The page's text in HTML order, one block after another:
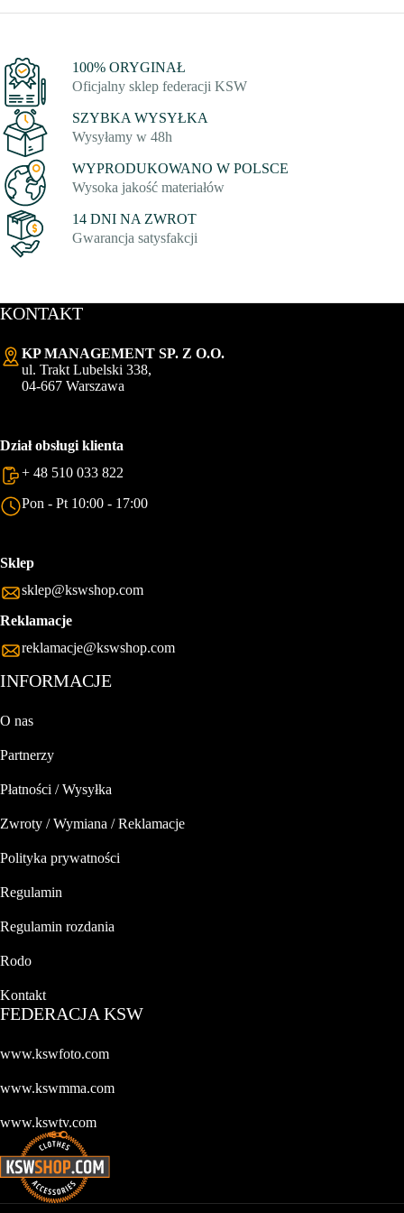
100% ORYGINAŁ
Oficjalny sklep federacji KSW
SZYBKA WYSYŁKA
Wysyłamy w 48h
WYPRODUKOWANO W POLSCE
Wysoka jakość materiałów
14 DNI NA ZWROT
Gwarancja satysfakcji
KONTAKT
KP MANAGEMENT SP. Z O.O.
ul. Trakt Lubelski 338,
04-667 Warszawa
Dział obsługi klienta
+ 48 510 033 822
Pon - Pt 10:00 - 17:00
Sklep
sklep@kswshop.com
Reklamacje
reklamacje@kswshop.com
INFORMACJE
O nas
Partnerzy
Płatności / Wysyłka
Zwroty / Wymiana / Reklamacje
Polityka prywatności
Regulamin
Regulamin rozdania
Rodo
Kontakt
FEDERACJA KSW
www.kswfoto.com
www.kswmma.com
www.kswtv.com